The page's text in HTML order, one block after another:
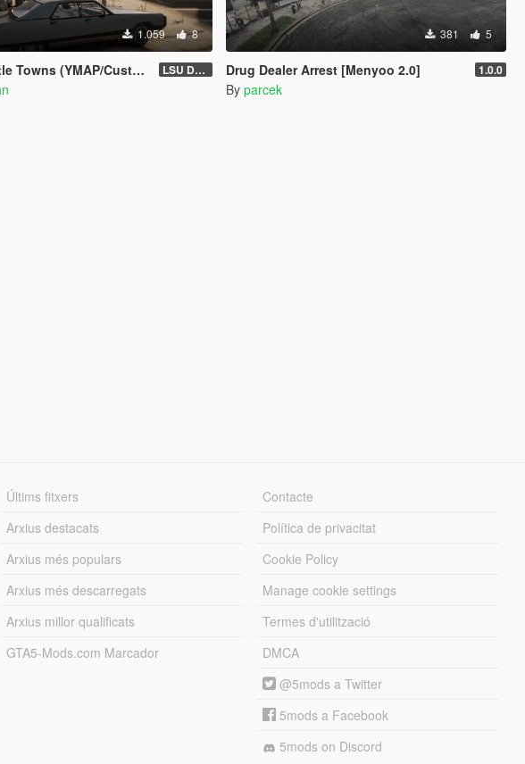
1.059 8
(YMAP/Custom Maps Folder) LSU Dorms (Legacy)
381 5
Drug Dealer Arrest [Menyoo 2.0] 1.0.0
By parcek
Últims fitxers
Arxius destacats
Arxius més populars
Arxius més descarregats
Arxius millor qualificats
GTA5-Mods.com Marcador
Contacte
Política de privacitat
Cookie Policy
Manage cookie settings
Termes d'utilització
DMCA
@5mods a Twitter
5mods a Facebook
5mods on Discord